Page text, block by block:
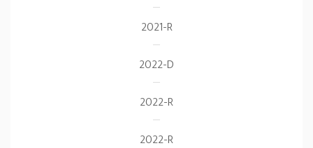
2021-R
2022-D
2022-R
2022-R